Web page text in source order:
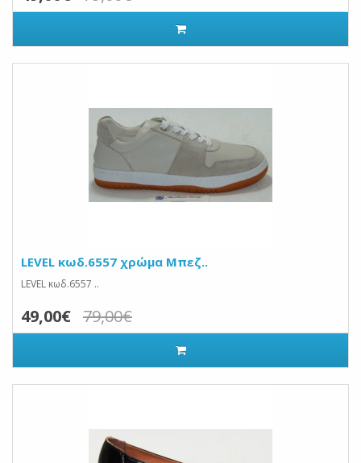
LEVEL κωδ.6557 χρώμα Μπεζ..
LEVEL κωδ.6557 ..
49,00€ 79,00€